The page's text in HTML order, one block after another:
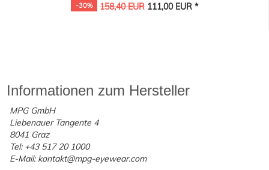
-30% 158,40 EUR111,00 EUR *
Informationen zum Hersteller
MPG GmbH
Liebenauer Tangente 4
8041 Graz
Tel: +43 517 20 1000
E-Mail: kontakt@mpg-eyewear.com